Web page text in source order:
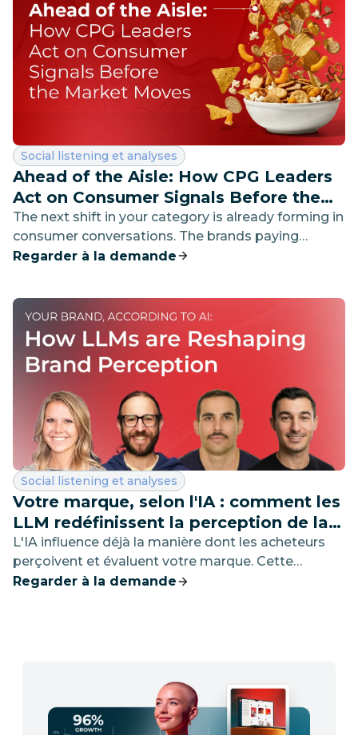
Catégorie :
Social listening et analyses
Ahead of the Aisle: How CPG Leaders
Act on Consumer Signals Before the
Market Moves
The next shift in your category is already forming in
consumer conversations. The brands paying
attention have already moved - discover how they
Regarder à la demande
Catégorie :
Social listening et analyses
Votre marque, selon l'IA : comment les
LLM redéfinissent la perception de la
marque
L'IA influence déjà la manière dont les acheteurs
perçoivent et évaluent votre marque. Cette
conversation vous aidera à commencer à
Regarder à la demande